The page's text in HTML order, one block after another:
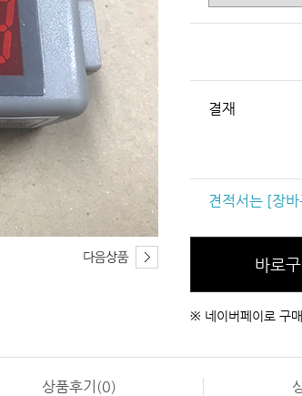
결재
견적서는 [장
바로
※ 네이버페이로 구
상품후기(0)